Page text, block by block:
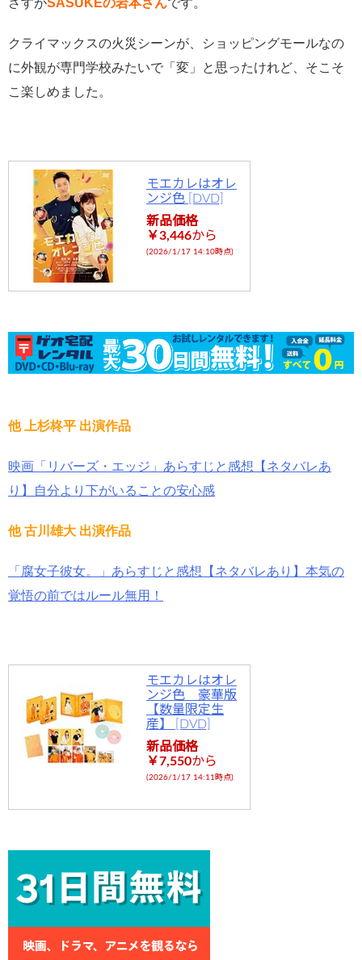
クライマックスの火災シーンが、ショッピングモールなの
に外観が専門学校みたいで「変」と思ったけれど、そこそ
こ楽しめました。
モエカレはオレ
ンジ色 [DVD]
新品価格
￥3,446から
(2026/1/17 14:10時点)
他 上杉柊平 出演作品
映画「リバーズ・エッジ」あらすじと感想【ネタバレあ
り】自分より下がいることの安心感
他 古川雄大 出演作品
「腐女子彼女。」あらすじと感想【ネタバレあり】本気の
覚悟の前ではルール無用！
モエカレはオレ
ンジ色 豪華版
【数量限定生
産】 [DVD]
新品価格
￥7,550から
(2026/1/17 14:11時点)